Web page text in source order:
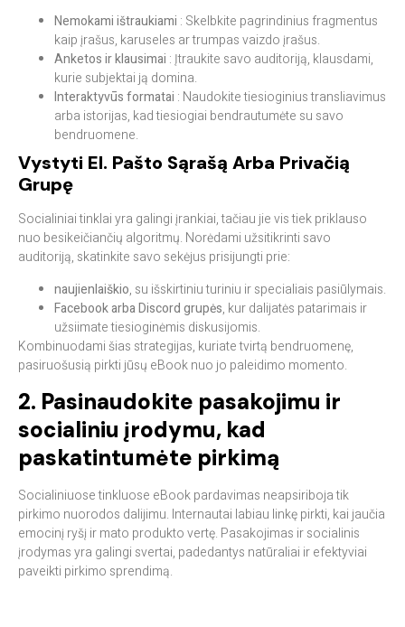
Nemokami ištraukiami : Skelbkite pagrindinius fragmentus
kaip įrašus, karuseles ar trumpas vaizdo įrašus.
Anketos ir klausimai : Įtraukite savo auditoriją, klausdami,
kurie subjektai ją domina.
Interaktyvūs formatai : Naudokite tiesioginius transliavimus
arba istorijas, kad tiesiogiai bendrautumėte su savo
bendruomene.
Vystyti El. Pašto Sąrašą Arba Privačią
Grupę
Socialiniai tinklai yra galingi įrankiai, tačiau jie vis tiek priklauso
nuo besikeičiančių algoritmų. Norėdami užsitikrinti savo
auditoriją, skatinkite savo sekėjus prisijungti prie:
naujienlaiškio, su išskirtiniu turiniu ir specialiais pasiūlymais.
Facebook arba Discord grupės, kur dalijatės patarimais ir
užsiimate tiesioginėmis diskusijomis.
Kombinuodami šias strategijas, kuriate tvirtą bendruomenę,
pasiruošusią pirkti jūsų eBook nuo jo paleidimo momento.
2. Pasinaudokite pasakojimu ir
socialiniu įrodymu, kad
paskatintumėte pirkimą
Socialiniuose tinkluose eBook pardavimas neapsiriboja tik
pirkimo nuorodos dalijimu. Internautai labiau linkę pirkti, kai jaučia
emocinį ryšį ir mato produkto vertę. Pasakojimas ir socialinis
įrodymas yra galingi svertai, padedantys natūraliai ir efektyviai
paveikti pirkimo sprendimą.